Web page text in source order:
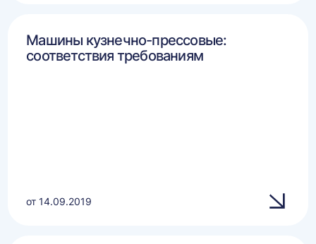
Машины кузнечно-прессовые:
соответствия требованиям
от 14.09.2019